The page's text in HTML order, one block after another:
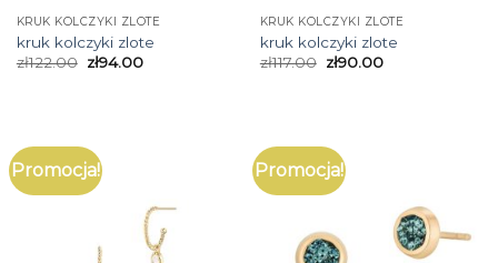
KRUK KOLCZYKI ZLOTE
kruk kolczyki zlote
zł122.00 zł94.00
KRUK KOLCZYKI ZLOTE
kruk kolczyki zlote
zł117.00 zł90.00
Promocja! Promocja!